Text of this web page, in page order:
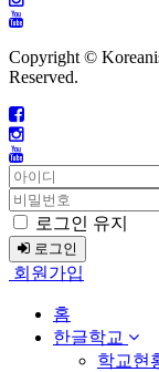
Copyright ©
Reserved.
로그인 유지
로그인
회원가입
홈
한글학교
학교현